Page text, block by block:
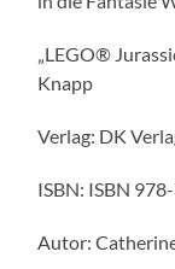
„LEGO®
Knapp
Verlag: DK
ISBN: ISBN
Autor: